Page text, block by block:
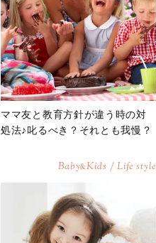
ママ友と教育方針が違う時の対
処法♪叱るべき？それとも我慢？
Baby&Kids / Life style